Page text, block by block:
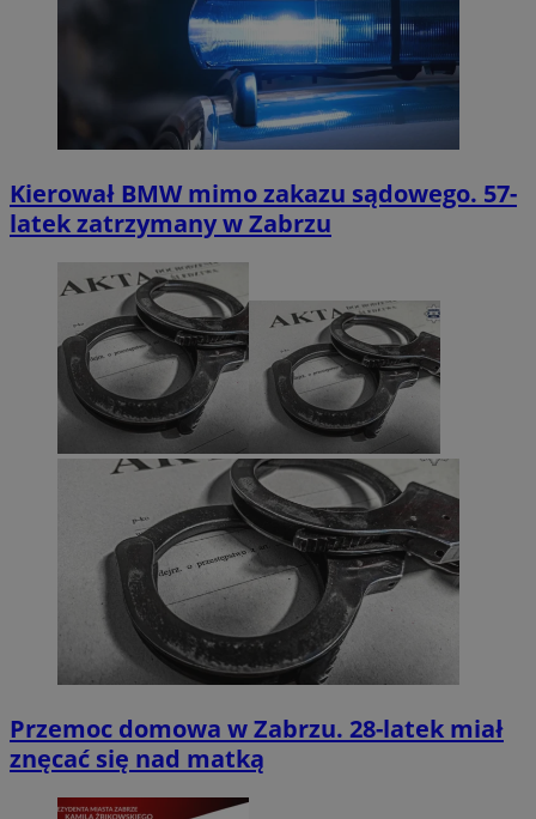
Kierował BMW mimo zakazu sądowego. 57-
latek zatrzymany w Zabrzu
Przemoc domowa w Zabrzu. 28-latek miał
znęcać się nad matką